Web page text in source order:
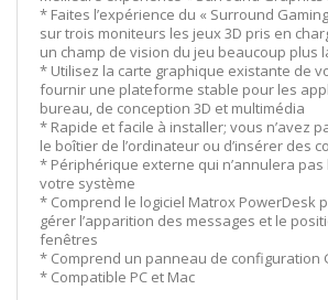
* Faites l’expérience du « Surround
sur trois moniteurs les jeux 3D pris en
un champ de vision du jeu beaucoup plus
* Utilisez la carte graphique existante de
fournir une plateforme stable pour les
bureau, de conception 3D et multimédia
* Rapide et facile à installer; vous n’avez
le boîtier de l’ordinateur ou d’insérer des
* Périphérique externe qui n’annulera pas
votre système
* Comprend le logiciel Matrox PowerDesk
gérer l’apparition des messages et le
fenêtres
* Comprend un panneau de configuration
* Compatible PC et Mac